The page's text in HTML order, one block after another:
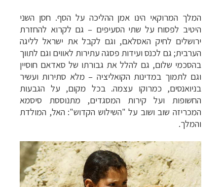
המלך המרוקאי הינו אמן ההליכה על הסף. חסן השני
היטיב לפסוח על שתי הסעיפים– גם לקרוא להחזרת
ירושלים לחיק האסלאם, וגם לקבל את ישראל לליגה
הערבית; גם לכנס ועידות פסגה עתירות לאווים וגם לתווך
בהסכמי שלום, גם להלל את גבורתו של סאדאם חוסיין
וגם לתמוך במדינות הקואליציה –מלא סתירות ועשיר
בניואנסים, כמרוקו עצמה. בכל מקום, על הגבעות
החשופות ועל קירות המסגדים, מתנוססת סיסמא
המכריזה שוב ושוב על "השילוש הקדוש": האל, המולדת
והמלך.